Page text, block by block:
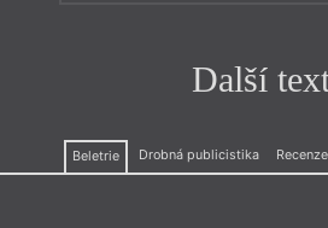
Další
Beletrie Drobná publicistika